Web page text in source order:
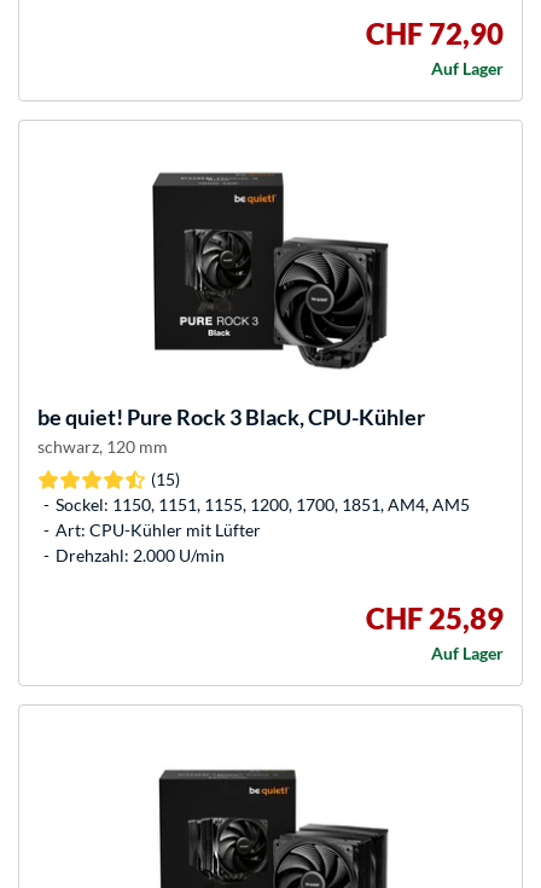
CHF 72,90
Auf Lager
be quiet! Pure Rock 3 Black, CPU-Kühler
schwarz, 120 mm
(15)
Sockel: 1150, 1151, 1155, 1200, 1700, 1851, AM4, AM5
Art: CPU-Kühler mit Lüfter
Drehzahl: 2.000 U/min
CHF 25,89
Auf Lager